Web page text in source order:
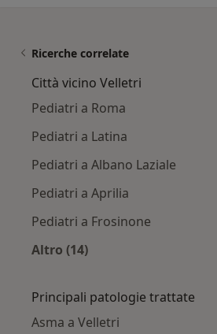
Ricerche correlate
Città vicino Velletri
Pediatri a Roma
Pediatri a Latina
Pediatri a Albano Laziale
Pediatri a Aprilia
Pediatri a Frosinone
Altro (14)
Principali patologie trattate
Asma a Velletri